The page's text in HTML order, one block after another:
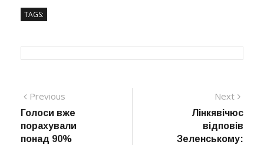
TAGS:
Навігація
записів
Previous
post:
Голоси вже
порахували
понад 90%
Next
post:
Лінкявічюс
відповів
Зеленському: